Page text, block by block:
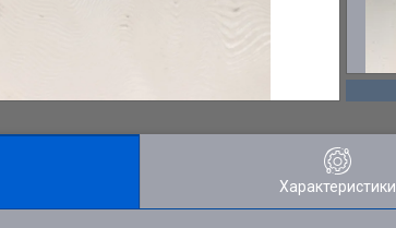
Характеристики